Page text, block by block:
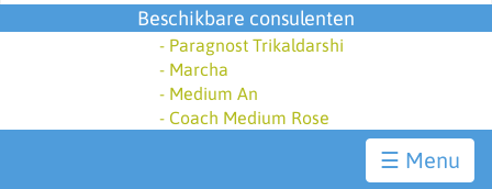
Beschikbare consulenten
- Paragnost Trikaldarshi
- Marcha
- Medium An
- Coach Medium Rose
☰